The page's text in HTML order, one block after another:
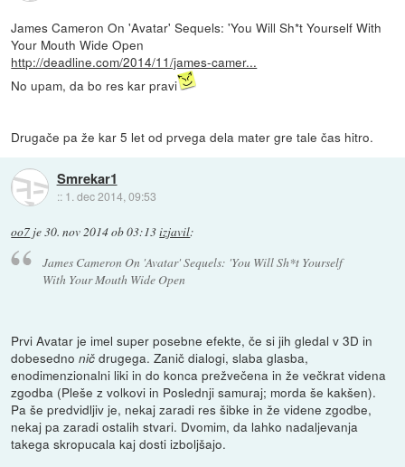
James Cameron On 'Avatar' Sequels: 'You Will Sh*t Yourself With
Your Mouth Wide Open
http://deadline.com/2014/11/james-camer...
No upam, da bo res kar pravi
Drugače pa že kar 5 let od prvega dela mater gre tale čas hitro.
Smrekar1
:: 1. dec 2014, 09:53
oo7 je30. nov 2014 ob 03:13izjavil:
James Cameron On 'Avatar' Sequels: 'You Will Sh*t Yourself
With Your Mouth Wide Open
Prvi Avatar je imel super posebne efekte, če si jih gledal v 3D in
dobesednonič drugega. Zanič dialogi, slaba glasba,
enodimenzionalni liki in do konca prežvečena in že večkrat videna
zgodba (Pleše z volkovi in Poslednji samuraj; morda še kakšen).
Pa še predvidljiv je, nekaj zaradi res šibke in že videne zgodbe,
nekaj pa zaradi ostalih stvari. Dvomim, da lahko nadaljevanja
takega skropucala kaj dosti izboljšajo.